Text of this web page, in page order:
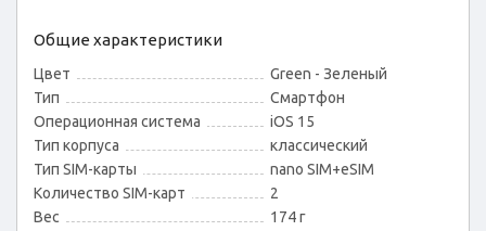
Общие характеристики
Цвет
Green - Зеленый
Тип
Смартфон
Операционная система
iOS 15
Тип корпуса
классический
Тип SIM-карты
nano SIM+eSIM
Количество SIM-карт
2
Вес
174 г